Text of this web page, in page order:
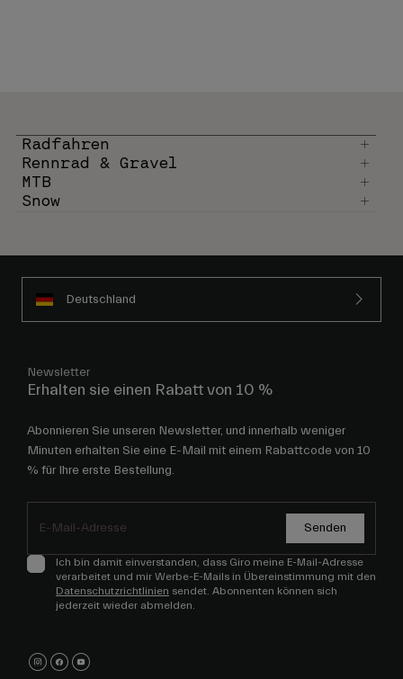
Radfahren
Rennrad & Gravel
MTB
Snow
Deutschland
Newsletter
Erhalten sie einen Rabatt von 10 %
Abonnieren Sie unseren Newsletter, und innerhalb weniger
Minuten erhalten Sie eine E-Mail mit einem Rabattcode von 10
% für Ihre erste Bestellung.
Senden
Ich bin damit einverstanden, dass Giro meine E-Mail-Adresse
verarbeitet und mir Werbe-E-Mails in Übereinstimmung mit den
Datenschutzrichtlinien sendet. Abonnenten können sich
jederzeit wieder abmelden.